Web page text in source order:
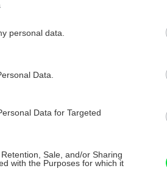
personal data.
Data.
Data for Targeted
Sale, and/or Sharing
with the Purposes for which it